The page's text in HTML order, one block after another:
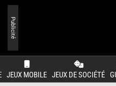
JEUX MOBILE JEUX DE SOCIÉTÉ
Publicité